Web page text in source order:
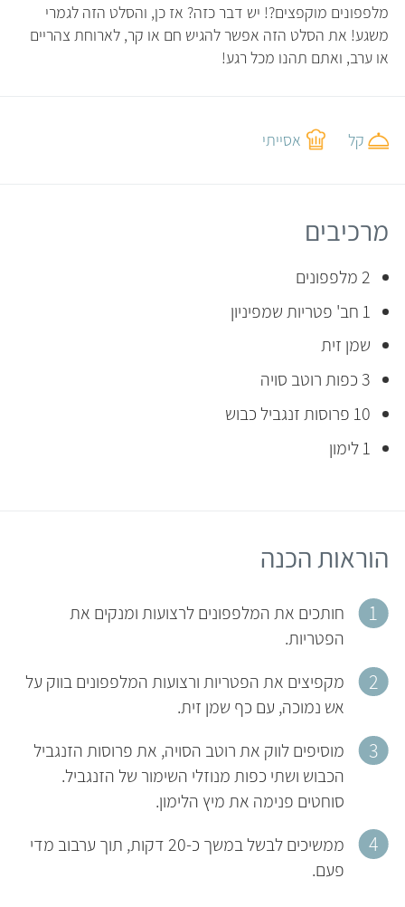
מלפפונים מוקפצים?! יש דבר כזה? אז כן, והסלט הזה לגמרי
משגע! את הסלט הזה אפשר להגיש חם או קר, לארוחת צהריים
או ערב, ואתם תהנו מכל רגע!
קל אסייתי
מרכיבים
2 מלפפונים
1 חב' פטריות שמפיניון
שמן זית
3 כפות רוטב סויה
10 פרוסות זנגביל כבוש
1 לימון
הוראות הכנה
חותכים את המלפפונים לרצועות ומנקים את
הפטריות.
מקפיצים את הפטריות ורצועות המלפפונים בווק על
אש נמוכה, עם כף שמן זית.
מוסיפים לווק את רוטב הסויה, את פרוסות הזנגביל
הכבוש ושתי כפות מנוזלי השימור של הזנגביל.
סוחטים פנימה את מיץ הלימון.
ממשיכים לבשל במשך כ-20 דקות, תוך ערבוב מדי
פעם.